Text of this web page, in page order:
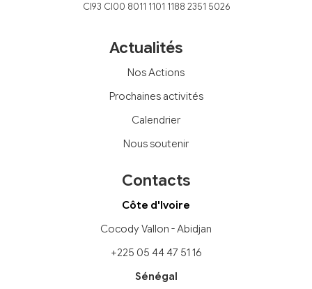
CI93 CI00 8011 1101 1188 2351 5026
Actualités
Nos Actions
Prochaines activités
Calendrier
Nous soutenir
Contacts
Côte d'Ivoire
Cocody Vallon - Abidjan
+225 05 44 47 51 16
Sénégal